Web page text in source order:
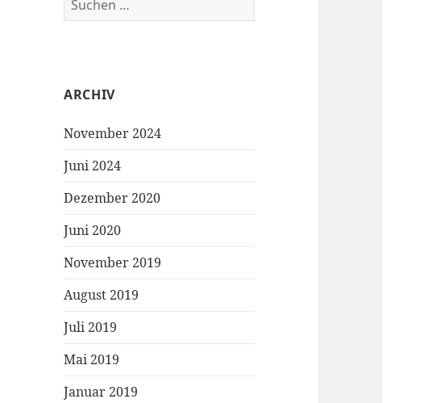
u
n
a
h
:
ARCHIV
November 2024
Juni 2024
Dezember 2020
Juni 2020
November 2019
August 2019
Juli 2019
Mai 2019
Januar 2019